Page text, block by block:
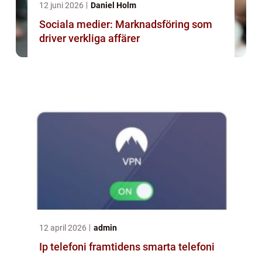
12 juni 2026 Daniel Holm
Sociala medier: Marknadsföring som
driver verkliga affärer
12 april 2026 admin
Ip telefoni framtidens smarta telefoni